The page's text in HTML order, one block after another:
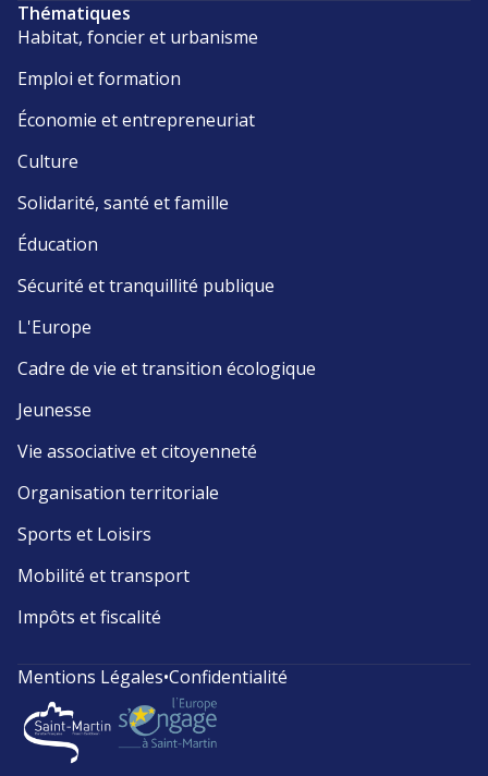
Thématiques
Habitat, foncier et urbanisme
Emploi et formation
Économie et entrepreneuriat
Culture
Solidarité, santé et famille
Éducation
Sécurité et tranquillité publique
L'Europe
Cadre de vie et transition écologique
Jeunesse
Vie associative et citoyenneté
Organisation territoriale
Sports et Loisirs
Mobilité et transport
Impôts et fiscalité
Mentions Légales•Confidentialité